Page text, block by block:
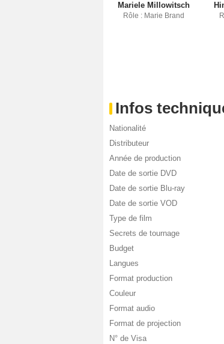
Mariele Millowitsch
Rôle : Marie Brand
Infos
Nationalité
Distributeur
Année de production
Date de sortie DVD
Date de sortie Blu-ray
Date de sortie VOD
Type de film
Secrets de tournage
Budget
Langues
Format production
Couleur
Format audio
Format de projection
N° de Visa